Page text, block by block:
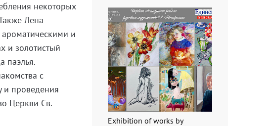
некоторых
Лена
и
и золотистый
паэлья.
с
и проведения
Церкви Св.
Exhibition of works by